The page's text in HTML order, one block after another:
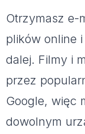
Otrzymasz e-
plików online
dalej. Filmy i
przez
Google, więc
dowolnym